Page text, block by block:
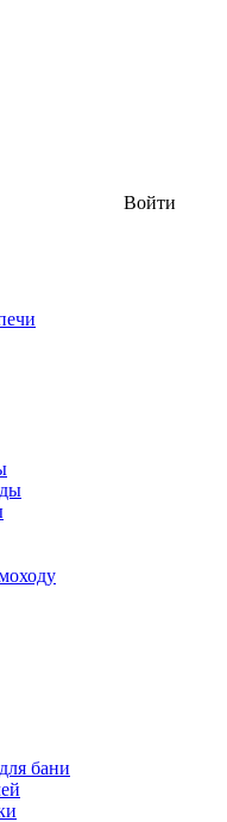
Войти
бани